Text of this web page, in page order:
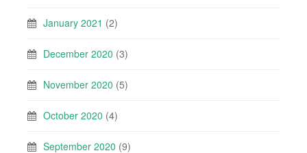
January 2021 (2)
December 2020 (3)
November 2020 (5)
October 2020 (4)
September 2020 (9)